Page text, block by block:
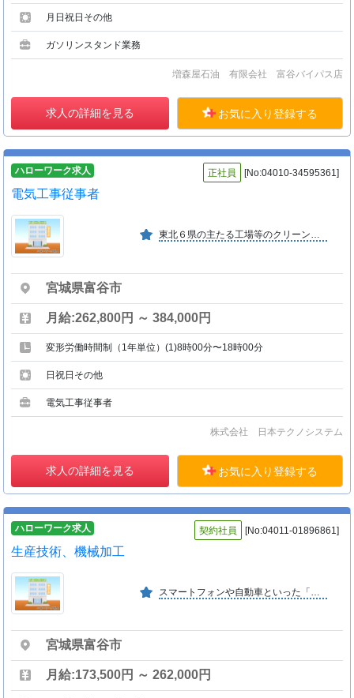
月日祝日その他
ガソリンスタンド業務
増森屋石油 有限会社 富谷バイパス店
求人の詳細を見る お気に入り登録する
ハローワーク求人 正社員 [No:04010-34595361]
電気工事従事者
東北６県の主たる工場等のクリーン設備及び冷凍・冷蔵設備の設計・施工を行っている会社で、取引先のほとんどは、商社・メーカーであり大手の企業が客先です。
宮城県富谷市
月給:262,800円 ～ 384,000円
変形労働時間制（1年単位）(1)8時00分〜18時00分
日祝日その他
電気工事従事者
株式会社 日本テクノシステム
求人の詳細を見る お気に入り登録する
ハローワーク求人 契約社員 [No:04011-01896861]
生産技術、機械加工
スマートフォンや自動車といった「もの」をつくる現場で、材料などを切断する工程で使用される「工業用刃物」を製造しています。 当社製の工業用刃物は、国内外で広く使用されています。
宮城県富谷市
月給:173,500円 ～ 262,000円